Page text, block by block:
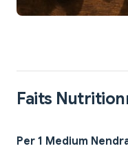
Faits
Per 1 Medium